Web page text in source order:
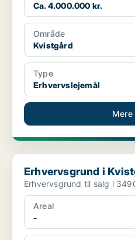
Ca. 4.000.000 kr.
Område
Kvistgård
Type
Erhvervslejemål
Mere
Erhvervsgrund i Kvistgård
Erhvervsgrund i
Erhvervsgrund til salg i
Areal
-